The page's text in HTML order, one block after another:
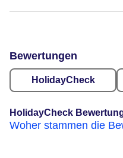
Bewertungen
HolidayCheck
HolidayCheck
Woher stammen die